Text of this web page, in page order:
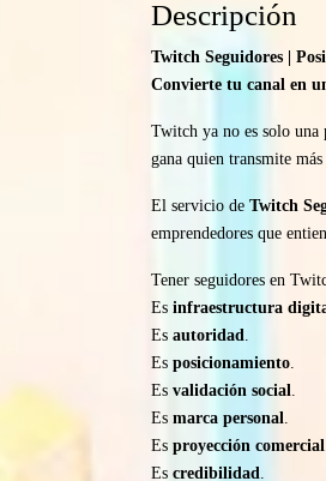
Descripción
Twitch Seguidores |
Convierte tu canal en
Twitch ya no es solo una
gana quien transmite
El servicio de Twitch
emprendedores que
Tener seguidores en
Es infraestructura
Es autoridad.
Es posicionamiento.
Es validación social.
Es marca personal.
Es proyección comercial
Es credibilidad.